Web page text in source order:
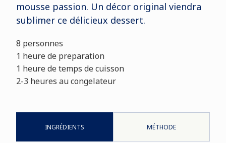
mousse passion. Un décor original viendra
sublimer ce délicieux dessert.
8 personnes
1 heure de preparation
1 heure de temps de cuisson
2-3 heures au congelateur
INGRÉDIENTS MÉTHODE